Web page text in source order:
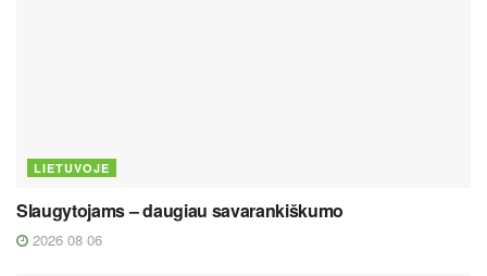
LIETUVOJE
Slaugytojams – daugiau savarankiškumo
2026 08 06